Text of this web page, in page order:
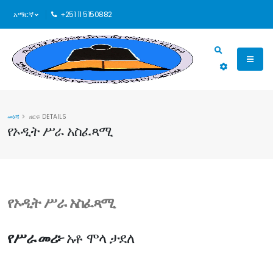
አማርኛ +251 11 5150882
የኦዲት ሥራ አስፈጻሚ
መነሻ ዘርፍ DETAILS
የኦዲት ሥራ አስፈጻሚ
የሥራ መሪ፦አቶ ሞላ ታደለ